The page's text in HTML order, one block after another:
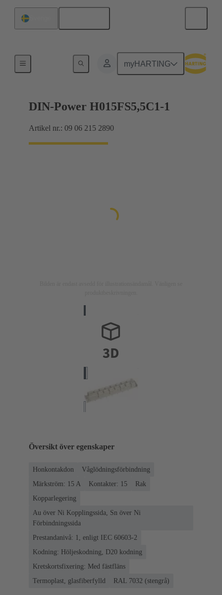
myHARTING
Förbindning moderkort till dotterkort
DIN-Power H015FS5,5C1-1
Artikel nr.: 09 06 215 2890
Översikt över egenskaper
Honkontakdon
Våglödningsförbindning
Märkström: ‌15 A
Kontakter: 15
Rak
Kopparlegering
Au över Ni Kopplingssida, Sn över Ni
Förbindningssida
Prestandanivå: 1, enligt IEC 60603-2
Kodning: Höljeskodning, D20 kodning
Kretskortsfixering: Med fästfläns
Termoplast, glasfiberfylld
RAL 7032 (stengrå)